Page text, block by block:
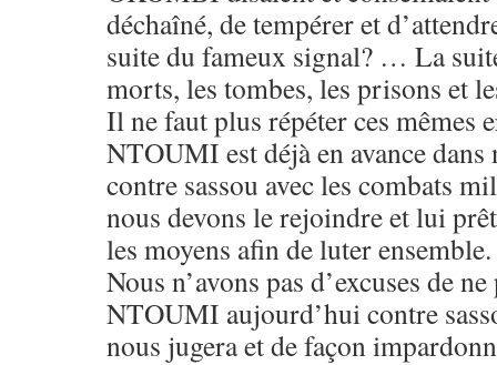
déchaîné, de tempérer et
suite du fameux signal? … La
morts, les tombes, les prisons et
Il ne faut plus répéter ces mêmes
NTOUMI est déjà en avance
contre sassou avec les combats
nous devons le rejoindre et lui
les moyens afin de luter ensemble.
Nous n’avons pas d’excuses de
NTOUMI aujourd’hui contre
nous jugera et de façon